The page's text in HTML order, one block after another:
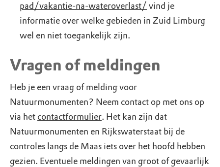
pad/vakantie-na-wateroverlast/ vind je
informatie over welke gebieden in Zuid Limburg
wel en niet toegankelijk zijn.
Vragen of meldingen
Heb je een vraag of melding voor
Natuurmonumenten? Neem contact op met ons op
via het contactformulier. Het kan zijn dat
Natuurmonumenten en Rijkswaterstaat bij de
controles langs de Maas iets over het hoofd hebben
gezien. Eventuele meldingen van groot of gevaarlijk